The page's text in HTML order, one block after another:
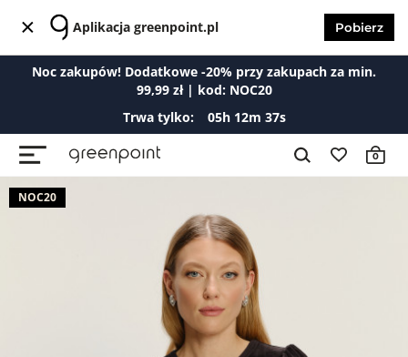
Aplikacja greenpoint.pl Pobierz
Noc zakupów! Dodatkowe -20% przy zakupach za min.
99,99 zł | kod: NOC20
Trwa tylko:
05h 12m 37s
0
NOC20